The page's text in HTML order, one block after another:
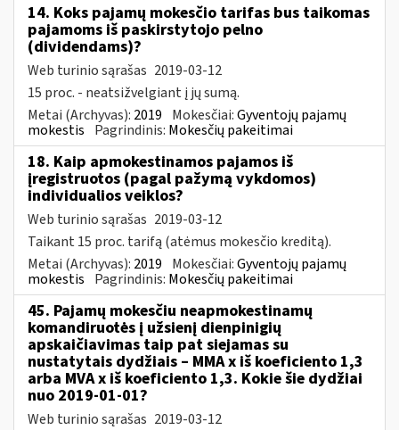
14. Koks pajamų mokesčio tarifas bus taikomas
pajamoms iš paskirstytojo pelno
(dividendams)?
Web turinio sąrašas 2019-03-12
15 proc. - neatsižvelgiant į jų sumą.
Metai (Archyvas): 2019 Mokesčiai:Gyventojų pajamų
mokestis Pagrindinis: Mokesčių pakeitimai
18. Kaip apmokestinamos pajamos iš
įregistruotos (pagal pažymą vykdomos)
individualios veiklos?
Web turinio sąrašas 2019-03-12
Taikant 15 proc. tarifą (atėmus mokesčio kreditą).
Metai (Archyvas): 2019 Mokesčiai:Gyventojų pajamų
mokestis Pagrindinis: Mokesčių pakeitimai
45. Pajamų mokesčiu neapmokestinamų
komandiruotės į užsienį dienpinigių
apskaičiavimas taip pat siejamas su
nustatytais dydžiais – MMA x iš koeficiento 1,3
arba MVA x iš koeficiento 1,3. Kokie šie dydžiai
nuo 2019-01-01?
Web turinio sąrašas 2019-03-12